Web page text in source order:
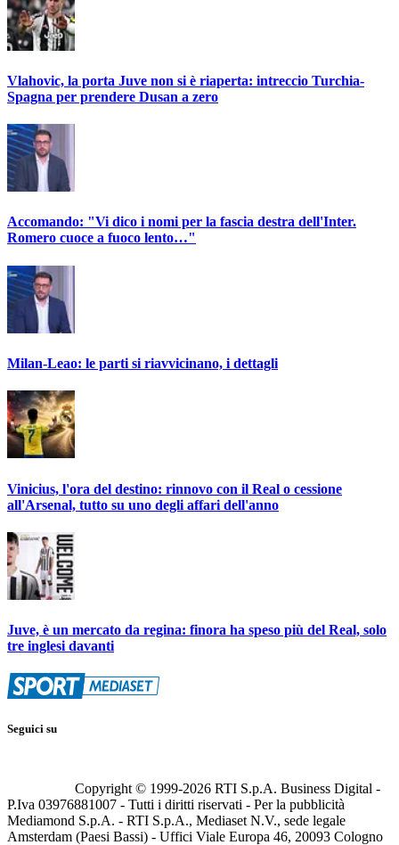
Vlahovic, la porta Juve non si è riaperta: intreccio Turchia-
Spagna per prendere Dusan a zero
Accomando: "Vi dico i nomi per la fascia destra dell'Inter.
Romero cuoce a fuoco lento…"
Milan-Leao: le parti si riavvicinano, i dettagli
Vinicius, l'ora del destino: rinnovo con il Real o cessione
all'Arsenal, tutto su uno degli affari dell'anno
Juve, è un mercato da regina: finora ha speso più del Real, solo
tre inglesi davanti
Seguici su
Copyright © 1999-2026 RTI S.p.A. Business Digital -
P.Iva 03976881007 - Tutti i diritti riservati - Per la pubblicità
Mediamond S.p.A. - RTI S.p.A., Mediaset N.V., sede legale
Amsterdam (Paesi Bassi) - Uffici Viale Europa 46, 20093 Cologno